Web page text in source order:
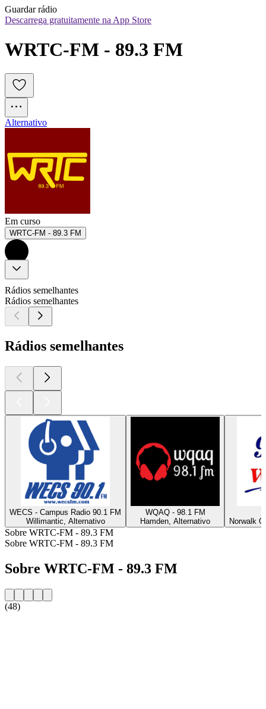
Guardar rádio
Descarrega gratuitamente na App Store
WRTC-FM - 89.3 FM
Alternativo
Em curso
WRTC-FM - 89.3 FM
Rádios semelhantes
Rádios semelhantes
Rádios semelhantes
WECS - Campus Radio 90.1 FM
Willimantic, Alternativo
WQAQ - 98.1 FM
Hamden, Alternativo
Norwalk
Sobre WRTC-FM - 89.3 FM
Sobre WRTC-FM - 89.3 FM
Sobre WRTC-FM - 89.3 FM
(48)